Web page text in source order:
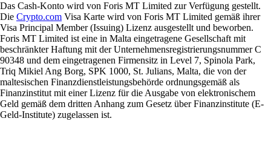
Das Cash-Konto wird von Foris MT Limited zur Verfügung gestellt.
Die Crypto.com Visa Karte wird von Foris MT Limited gemäß ihrer
Visa Principal Member (Issuing) Lizenz ausgestellt und beworben.
Foris MT Limited ist eine in Malta eingetragene Gesellschaft mit
beschränkter Haftung mit der Unternehmensregistrierungsnummer C
90348 und dem eingetragenen Firmensitz in Level 7, Spinola Park,
Triq Mikiel Ang Borg, SPK 1000, St. Julians, Malta, die von der
maltesischen Finanzdienstleistungsbehörde ordnungsgemäß als
Finanzinstitut mit einer Lizenz für die Ausgabe von elektronischem
Geld gemäß dem dritten Anhang zum Gesetz über Finanzinstitute (E-
Geld-Institute) zugelassen ist.